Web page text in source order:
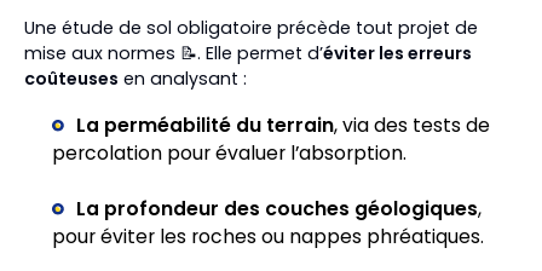
Une étude de sol obligatoire précède tout projet de
mise aux normes 📝. Elle permet d’éviter les erreurs
coûteuses en analysant :
La perméabilité du terrain, via des tests de
percolation pour évaluer l’absorption.
La profondeur des couches géologiques,
pour éviter les roches ou nappes phréatiques.